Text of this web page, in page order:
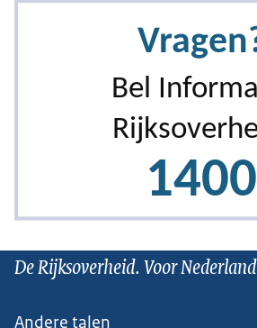
De Rijksoverheid. Voor Nederland
Andere talen